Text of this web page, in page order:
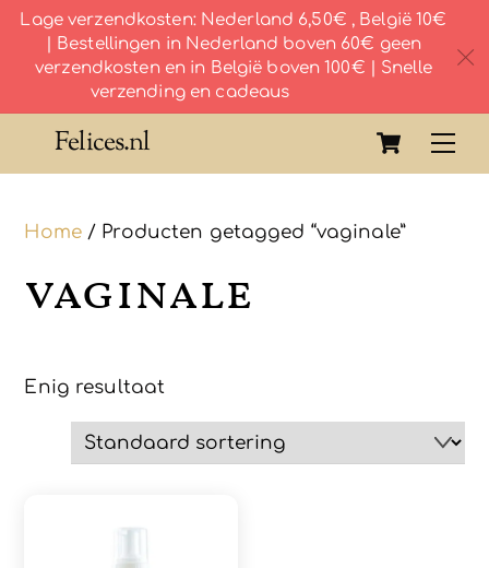
Lage verzendkosten: Nederland 6,50€ , België 10€
| Bestellingen in Nederland boven 60€ geen
verzendkosten en in België boven 100€ | Snelle
verzending en cadeaus
c
Cart
Felices.nl
Home/ Producten getagged “vaginale”
vaginale
Enig resultaat